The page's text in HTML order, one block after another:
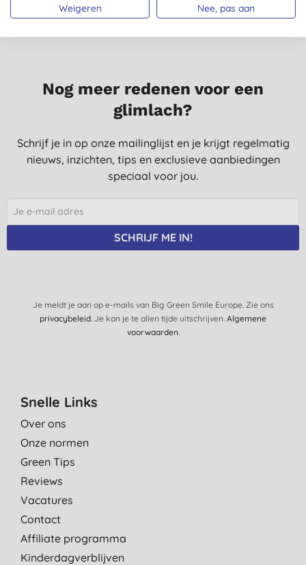
Nog meer redenen voor een
glimlach?
Schrijf je in op onze mailinglijst en je krijgt regelmatig
nieuws, inzichten, tips en exclusieve aanbiedingen
speciaal voor jou.
SCHRIJF ME IN!
Je meldt je aan op e-mails van Big Green Smile Europe. Zie ons
privacybeleid. Je kan je te allen tijde uitschrijven. Algemene
voorwaarden.
Snelle Links
Over ons
Onze normen
Green Tips
Reviews
Vacatures
Contact
Affiliate programma
Kinderdagverblijven
Weigeren Nee, pas aan